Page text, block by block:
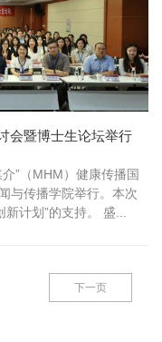
会暨博士生论坛举行
”（MHM）健康传播国
与传播学院举行。本次
计划”的支持。 盛...
下一页